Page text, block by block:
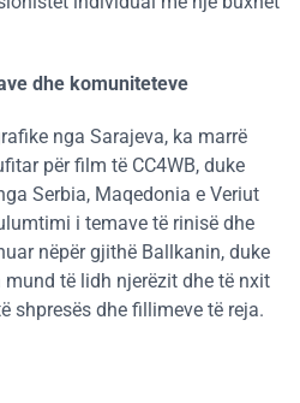
dhe komuniteteve
nga Sarajeva, ka marrë
për film të CC4WB, duke
Serbia, Maqedonia e Veriut
i temave të rinisë dhe
nëpër gjithë Ballkanin, duke
të lidh njerëzit dhe të nxit
shpresës dhe fillimeve të reja​​.